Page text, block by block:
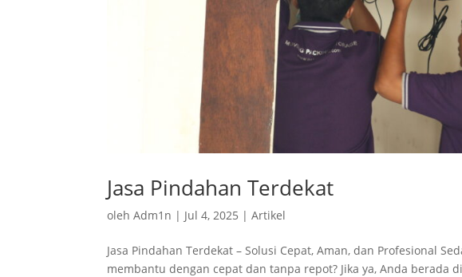
Jasa Pindahan Terdekat
olehAdm1n | Jul 4, 2025 |Artikel
Jasa Pindahan Terdekat – Solusi Cepat, Aman, dan Profesional
membantu dengan cepat dan tanpa repot? Jika ya, Anda berada